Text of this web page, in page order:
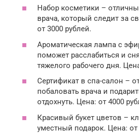
Набор косметики –
врача, который следит за
от 3000 рублей.
Ароматическая лампа с
поможет расслабиться и
тяжелого рабочего дня.
Сертификат в спа-салон –
побаловать врача и
отдохнуть. Цена: от 4000
Красивый букет цветов –
уместный подарок. Цена: от